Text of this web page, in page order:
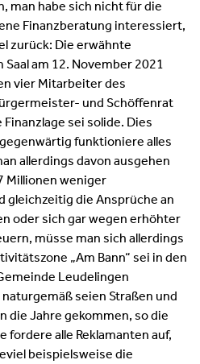
man habe sich nicht für die
Finanzberatung interessiert,
zurück: Die erwähnte
am 12. November 2021
vier Mitarbeiter des
und Schöffenrat
sei solide. Dies
funktioniere alles
allerdings davon ausgehen
Millionen weniger
die Ansprüche an
oder sich gar wegen erhöhter
müsse man sich allerdings
„Am Bann“ sei in den
Leudelingen
seien Straßen und
Jahre gekommen, so die
alle Reklamanten auf,
beispielsweise die